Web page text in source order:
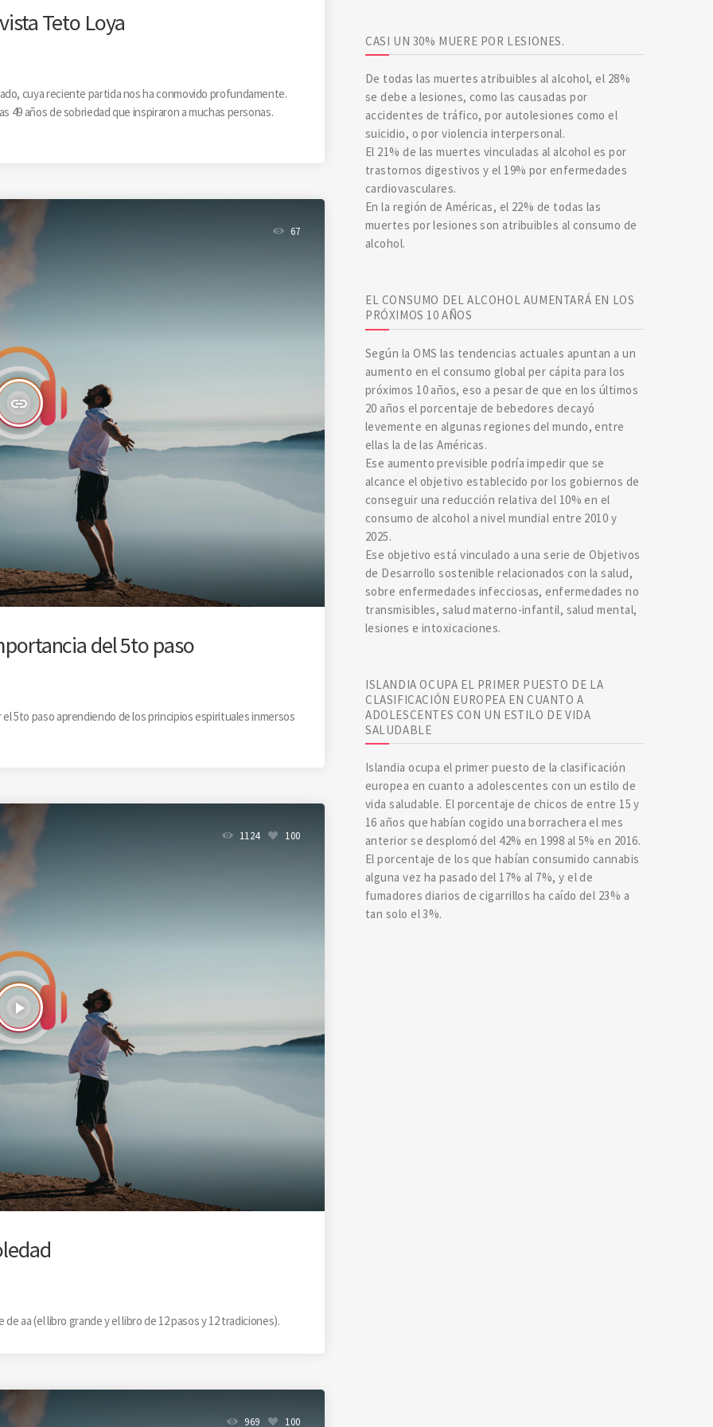
Teto Loya
cuya reciente partida nos ha conmovido profundamente.
49 años de sobriedad que inspiraron a muchas personas.
insert_link
67
del 5to paso
5to paso aprendiendo de los principios espirituales inmersos
play_arrow
1124 100
aa (el libro grande y el libro de 12 pasos y 12 tradiciones).
969 100
CASI UN 30% MUERE POR LESIONES.
De todas las muertes atribuibles al alcohol, el 28%
se debe a lesiones, como las causadas por
accidentes de tráfico, por autolesiones como el
suicidio, o por violencia interpersonal.
El 21% de las muertes vinculadas al alcohol es por
trastornos digestivos y el 19% por enfermedades
cardiovasculares.
En la región de Américas, el 22% de todas las
muertes por lesiones son atribuibles al consumo de
alcohol.
EL CONSUMO DEL ALCOHOL AUMENTARÁ EN LOS
PRÓXIMOS 10 AÑOS
Según la OMS las tendencias actuales apuntan a un
aumento en el consumo global per cápita para los
próximos 10 años, eso a pesar de que en los últimos
20 años el porcentaje de bebedores decayó
levemente en algunas regiones del mundo, entre
ellas la de las Américas.
Ese aumento previsible podría impedir que se
alcance el objetivo establecido por los gobiernos de
conseguir una reducción relativa del 10% en el
consumo de alcohol a nivel mundial entre 2010 y
2025.
Ese objetivo está vinculado a una serie de Objetivos
de Desarrollo sostenible relacionados con la salud,
sobre enfermedades infecciosas, enfermedades no
transmisibles, salud materno-infantil, salud mental,
lesiones e intoxicaciones.
ISLANDIA OCUPA EL PRIMER PUESTO DE LA
CLASIFICACIÓN EUROPEA EN CUANTO A
ADOLESCENTES CON UN ESTILO DE VIDA
SALUDABLE
Islandia ocupa el primer puesto de la clasificación
europea en cuanto a adolescentes con un estilo de
vida saludable. El porcentaje de chicos de entre 15 y
16 años que habían cogido una borrachera el mes
anterior se desplomó del 42% en 1998 al 5% en 2016.
El porcentaje de los que habían consumido cannabis
alguna vez ha pasado del 17% al 7%, y el de
fumadores diarios de cigarrillos ha caído del 23% a
tan solo el 3%.